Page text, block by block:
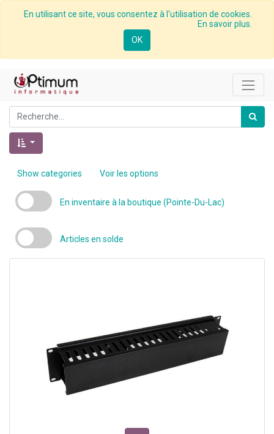
En utilisant ce site, vous consentez à l'utilisation de cookies.
En savoir plus.
OK
Show categories Voir les options
En inventaire à la boutique (Pointe-Du-Lac)
Articles en solde